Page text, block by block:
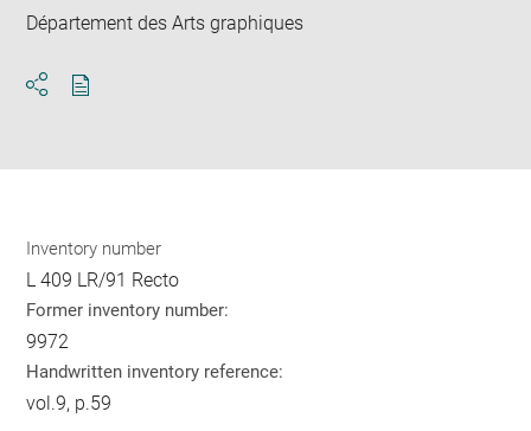
Département des Arts graphiques
Inventory number
L 409 LR/91 Recto
Former inventory number:
9972
Handwritten inventory reference:
vol.9, p.59